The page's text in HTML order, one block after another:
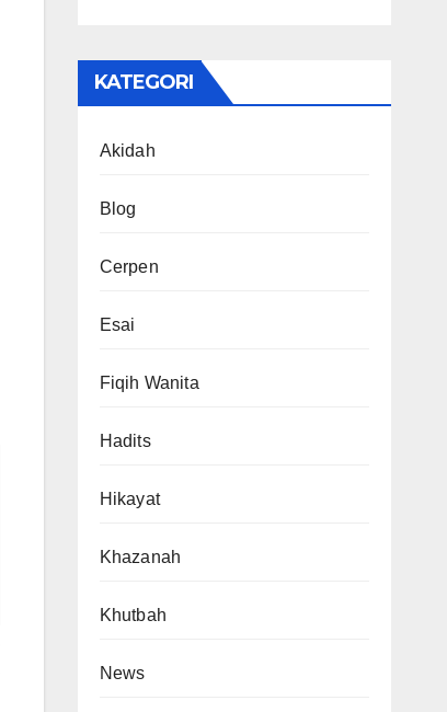
KATEGORI
Akidah
Blog
Cerpen
Esai
Fiqih Wanita
Hadits
Hikayat
Khazanah
Khutbah
News